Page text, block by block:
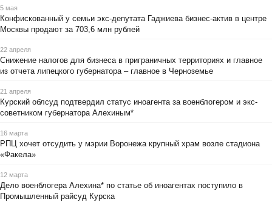
5 мая
Конфискованный у семьи экс-депутата Гаджиева бизнес-актив в центре
Москвы продают за 703,6 млн рублей
22 апреля
Снижение налогов для бизнеса в приграничных территориях и главное
из отчета липецкого губернатора – главное в Черноземье
21 апреля
Курский облсуд подтвердил статус иноагента за военблогером и экс-
советником губернатора Алехиным*
16 марта
РПЦ хочет отсудить у мэрии Воронежа крупный храм возле стадиона
«Факела»
12 марта
Дело военблогера Алехина* по статье об иноагентах поступило в
Промышленный райсуд Курска